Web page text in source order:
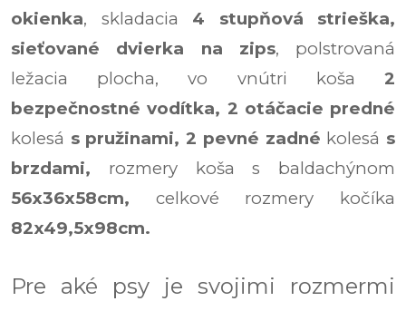
okienka, skladacia 4 stupňová strieška,
sieťované dvierka na zips, polstrovaná
ležacia plocha, vo vnútri koša 2
bezpečnostné vodítka, 2 otáčacie predné
kolesá s pružinami,2 pevné zadné kolesá s
brzdami, rozmery koša s baldachýnom
56x36x58cm,
celkové rozmery kočíka
82x49,5x98cm.
Pre aké psy je svojimi rozmermi